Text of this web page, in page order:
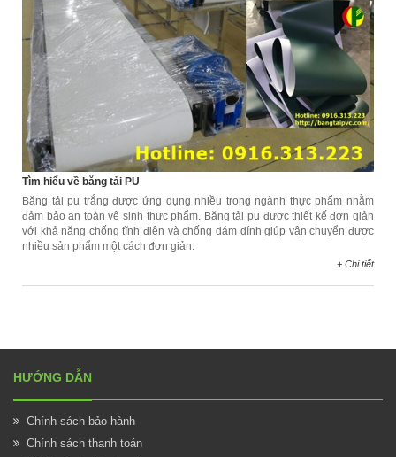
Tìm hiểu về băng tải PU
Băng tải pu trắng được ứng dụng nhiều trong ngành thực phẩm nhằm
đảm bảo an toàn vệ sinh thực phẩm. Băng tải pu được thiết kế đơn giản
với khả năng chống tĩnh điện và chống dám dính giúp vận chuyển được
nhiều sản phẩm một cách đơn giản.
+ Chi tiết
HƯỚNG DẪN
Chính sách bảo hành
Chính sách thanh toán